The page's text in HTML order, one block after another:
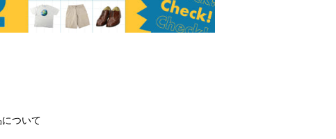
ついて